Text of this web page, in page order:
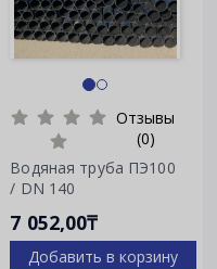
Отзывы
(0)
Водяная труба ПЭ100
/ DN 140
7 052,00₸
Добавить в корзину